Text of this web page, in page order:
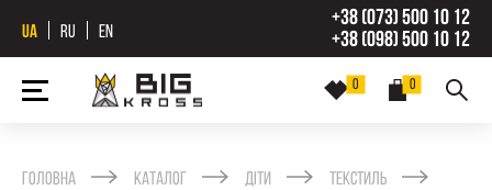
UA RU EN
+38 (073) 500 10 12
+38 (098) 500 10 12
0
0
Головна Каталог Діти
Текстиль